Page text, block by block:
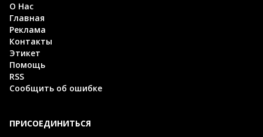
О Нас
Главная
Реклама
Контакты
Этикет
Помощь
RSS
Сообщить об ошибке
ПРИСОЕДИНИТЬСЯ